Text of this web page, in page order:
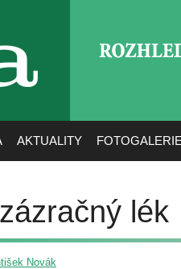
AKTUALITY
lék
Novák